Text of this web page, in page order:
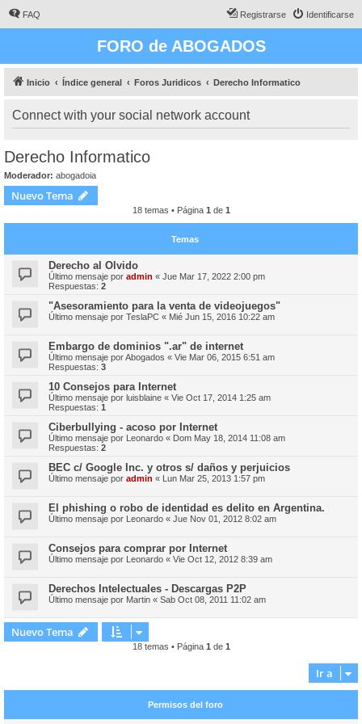
FAQ Identificarse
Registrarse
FORO de ABOGADOS
Inicio Índice general Foros Juridicos Derecho Informatico
Connect with your social network account
Derecho Informatico
Moderador: abogadoia
Nuevo Tema
18 temas • Página 1 de 1
Temas
Derecho al Olvido
Último mensaje por admin « Jue Mar 17, 2022 2:00 pm
Respuestas: 2
"Asesoramiento para la venta de videojuegos"
Último mensaje por TeslaPC « Mié Jun 15, 2016 10:22 am
Embargo de dominios ".ar" de internet
Último mensaje porAbogados « Vie Mar 06, 2015 6:51 am
Respuestas: 3
10 Consejos para Internet
Último mensaje por luisblaine « Vie Oct 17, 2014 1:25 am
Respuestas: 1
Ciberbullying - acoso por Internet
Último mensaje por Leonardo « Dom May 18, 2014 11:08 am
Respuestas: 2
BEC c/ Google Inc. y otros s/ daños y perjuicios
Último mensaje por admin « Lun Mar 25, 2013 1:57 pm
El phishing o robo de identidad es delito en Argentina.
Último mensaje por Leonardo « Jue Nov 01, 2012 8:02 am
Consejos para comprar por Internet
Último mensaje por Leonardo « Vie Oct 12, 2012 8:39 am
Derechos Intelectuales - Descargas P2P
Último mensaje por Martin « Sab Oct 08, 2011 11:02 am
Nuevo Tema
18 temas • Página 1 de 1
Ir a
Permisos del foro